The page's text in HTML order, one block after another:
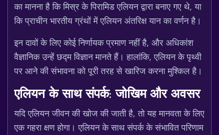
का मानना है कि मिस्र के पिरामिड एलियन द्वारा बनाए गए थे, या
कि प्राचीन भारतीय ग्रंथों में एलियन अंतरिक्ष यान का वर्णन है।
इन दावों के लिए कोई निर्णायक प्रमाण नहीं है, और अधिकांश
वैज्ञानिक उन्हें छद्म विज्ञान मानते हैं। हालांकि, एलियन के पृथ्वी
पर आने की संभावना को पूरी तरह से खारिज करना मुश्किल है।
एलियन के साथ संपर्क: जोखिम और अवसर
यदि एलियन जीवन की खोज की जाती है, तो यह मानवता के लिए
एक गहरा क्षण होगा। एलियन के साथ संपर्क के संभावित परिणाम